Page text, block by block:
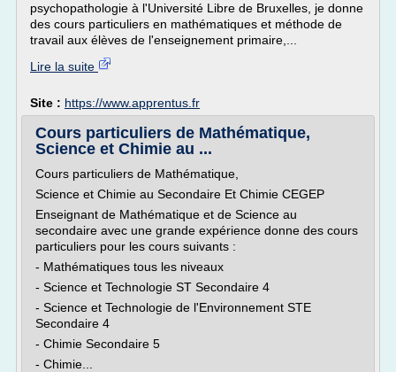
psychopathologie à l'Université Libre de Bruxelles, je donne
des cours particuliers en mathématiques et méthode de
travail aux élèves de l'enseignement primaire,...
Lire la suite
Site : https://www.apprentus.fr
Cours particuliers de Mathématique,
Science et Chimie au ...
Cours particuliers de Mathématique,
Science et Chimie au Secondaire Et Chimie CEGEP
Enseignant de Mathématique et de Science au
secondaire avec une grande expérience donne des cours
particuliers pour les cours suivants :
- Mathématiques tous les niveaux
- Science et Technologie ST Secondaire 4
- Science et Technologie de l'Environnement STE
Secondaire 4
- Chimie Secondaire 5
- Chimie...